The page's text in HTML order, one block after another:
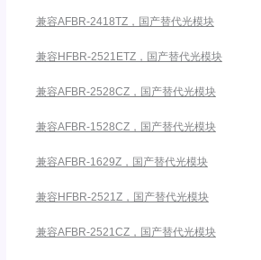
兼容AFBR-2418TZ，国产替代光模块
兼容HFBR-2521ETZ，国产替代光模块
兼容AFBR-2528CZ，国产替代光模块
兼容AFBR-1528CZ，国产替代光模块
兼容AFBR-1629Z，国产替代光模块
兼容HFBR-2521Z，国产替代光模块
兼容AFBR-2521CZ，国产替代光模块